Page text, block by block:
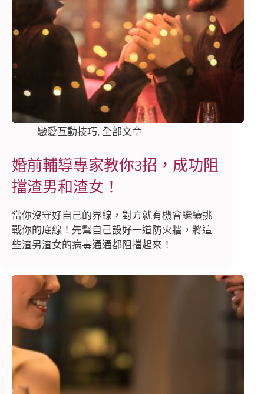
戀愛互動技巧, 全部文章
婚前輔導專家教你3招，成功阻
擋渣男和渣女！
當你沒守好自己的界線，對方就有機會繼續挑
戰你的底線！先幫自己設好一道防火牆，將這
些渣男渣女的病毒通通都阻擋起來！